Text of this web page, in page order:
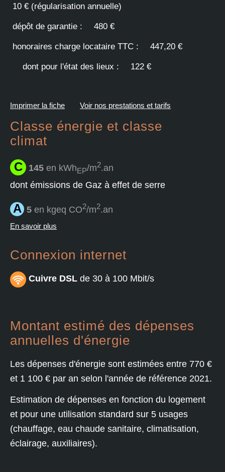
10 € (régularisation annuelle)
dépôt de garantie : 480 €
honoraires charge locataire TTC : 447,20 €
dont pour l'état des lieux : 122 €
Imprimer la fiche Voir nos prestations et tarifs
Classe énergie et classe
climat
C 145 en kWhEP/m2.an
dont émissions de Gaz à effet de serre
A 5 en kgeq CO2/m2.an
En savoir plus
Connexion internet
Cuivre DSL de 30 à 100 Mbit/s
Montant estimé des dépenses
annuelles d'énergie
Les dépenses d'énergie sont estimées entre 770 €
et 1 100 € par an selon l'année de référence 2021.
Estimation de dépenses en fonction du logement
et pour une utilisation standard sur 5 usages
(chauffage, eau chaude sanitaire, climatisation,
éclairage, auxiliaires).